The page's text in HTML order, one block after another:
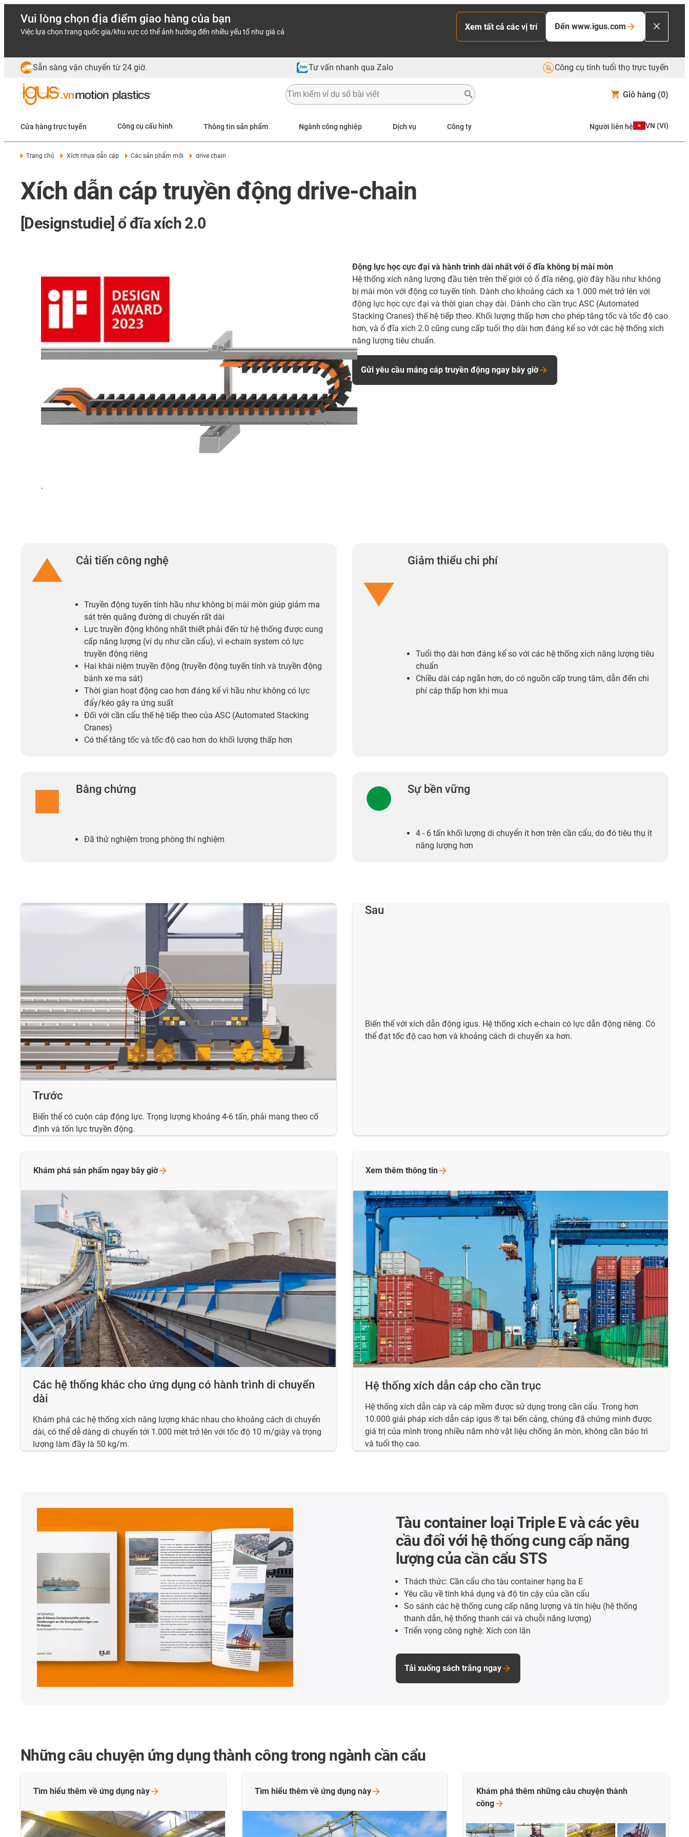
Vui lòng chọn địa điểm giao hàng của bạn
Việc lựa chọn trang quốc gia/khu vực có thể ảnh hưởng đến nhiều yếu tố như giá cả
Xem tất cả các vị trí Đến www.igus.com
Sẵn sàng vận chuyển từ 24 giờ. Tư vấn nhanh qua Zalo Công cụ tính tuổi thọ trực tuyến
Giỏ hàng (0)
Cửa hàng trực tuyến Công cụ cấu hình Thông tin sản phẩm Ngành công nghiệp Dịch vụ Công ty Người liên hệ VN (VI)
Trang chủ Xích nhựa dẫn cáp Các sản phẩm mới drive chain
Xích dẫn cáp truyền động drive-chain
[Designstudie] ổ đĩa xích 2.0
-
Động lực học cực đại và hành trình dài nhất với ổ đĩa không bị mài mòn
Hệ thống xích năng lượng đầu tiên trên thế giới có ổ đĩa riêng, giờ đây hầu như không
bị mài mòn với động cơ tuyến tính. Dành cho khoảng cách xa 1.000 mét trở lên với
động lực học cực đại và thời gian chạy dài. Dành cho cần trục ASC (Automated
Stacking Cranes) thế hệ tiếp theo. Khối lượng thấp hơn cho phép tăng tốc và tốc độ cao
hơn, và ổ đĩa xích 2.0 cũng cung cấp tuổi thọ dài hơn đáng kể so với các hệ thống xích
năng lượng tiêu chuẩn.
Gửi yêu cầu máng cáp truyền động ngay bây giờ
Cải tiến công nghệ
Truyền động tuyến tính hầu như không bị mài mòn giúp giảm ma
sát trên quãng đường di chuyển rất dài
Lực truyền động không nhất thiết phải đến từ hệ thống được cung
cấp năng lượng (ví dụ như cần cẩu), vì e-chain system có lực
truyền động riêng
Hai khái niệm truyền động (truyền động tuyến tính và truyền động
bánh xe ma sát)
Thời gian hoạt động cao hơn đáng kể vì hầu như không có lực
đẩy/kéo gây ra ứng suất
Đối với cần cẩu thế hệ tiếp theo của ASC (Automated Stacking
Cranes)
Có thể tăng tốc và tốc độ cao hơn do khối lượng thấp hơn
Giảm thiểu chi phí
Tuổi thọ dài hơn đáng kể so với các hệ thống xích năng lượng tiêu
chuẩn
Chiều dài cáp ngắn hơn, do có nguồn cấp trung tâm, dẫn đến chi
phí cáp thấp hơn khi mua
Bằng chứng
Đã thử nghiệm trong phòng thí nghiệm
Sự bền vững
4 - 6 tấn khối lượng di chuyển ít hơn trên cần cẩu, do đó tiêu thụ ít
năng lượng hơn
Trước
Biến thể có cuộn cáp động lực. Trọng lượng khoảng 4-6 tấn, phải mang theo cố
định và tốn lực truyền động.
Sau
Biến thể với xích dẫn động igus. Hệ thống xích e-chain có lực dẫn động riêng. Có
thể đạt tốc độ cao hơn và khoảng cách di chuyển xa hơn.
Các hệ thống khác cho ứng dụng có hành trình di chuyển
dài
Khám phá các hệ thống xích năng lượng khác nhau cho khoảng cách di chuyển
dài, có thể dễ dàng di chuyển tới 1.000 mét trở lên với tốc độ 10 m/giây và trọng
lượng làm đầy là 50 kg/m.
Khám phá sản phẩm ngay bây giờ
Hệ thống xích dẫn cáp cho cần trục
Hệ thống xích dẫn cáp và cáp mềm được sử dụng trong cần cẩu. Trong hơn
10.000 giải pháp xích dẫn cáp igus ® tại bến cảng, chúng đã chứng minh được
giá trị của mình trong nhiều năm nhờ vật liệu chống ăn mòn, không cần bảo trì
và tuổi thọ cao.
Xem thêm thông tin
Tàu container loại Triple E và các yêu
cầu đối với hệ thống cung cấp năng
lượng của cần cẩu STS
Thách thức: Cần cẩu cho tàu container hạng ba E
Yêu cầu về tính khả dụng và độ tin cậy của cần cẩu
So sánh các hệ thống cung cấp năng lượng và tín hiệu (hệ thống
thanh dẫn, hệ thống thanh cái và chuỗi năng lượng)
Triển vọng công nghệ: Xích con lăn
Tải xuống sách trắng ngay
Những câu chuyện ứng dụng thành công trong ngành cần cẩu
Tìm hiểu thêm về ứng dụng này Tìm hiểu thêm về ứng dụng này
Khám phá thêm những câu chuyện thành
công